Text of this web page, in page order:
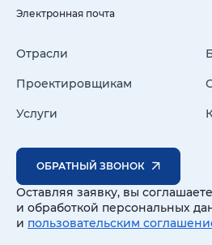
Электронная почта
Отрасли
Проектировщикам
Услуги
ОБРАТНЫЙ ЗВОНОК
Оставляя заявку, вы
и обработкой персональных
и пользовательским